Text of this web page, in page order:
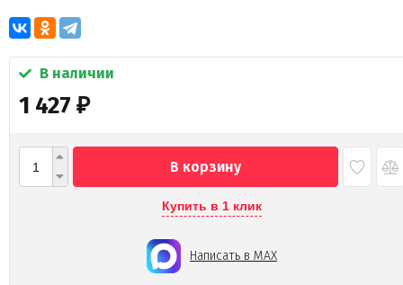
В наличии
1 427 ₽
В корзину
Купить в 1 клик
Написать в MAX